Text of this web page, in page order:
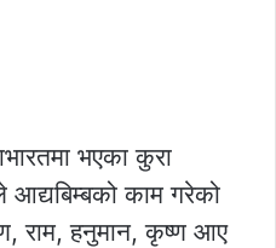
भएका कुरा
आद्यबिम्बको काम गरेको
राम, हनुमान, कृष्ण आए